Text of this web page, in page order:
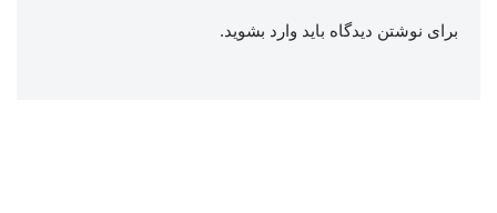
برای نوشتن دیدگاه باید وارد بشوید.